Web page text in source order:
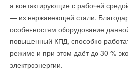
а контактирующие с рабочей
— из нержавеющей стали.
особенностям оборудование
повышенный КПД, способно
режиме и при этом даёт до 30 %
электроэнергии.